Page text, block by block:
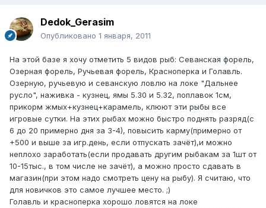
Dedok_Gerasim
Опубликовано 1 января, 2011
На этой базе я хочу отметить 5 видов рыб: Севанская форель,
Озерная форель, Ручьевая форель, Красноперка и Голавль.
Озерную, ручьевую и севанскую ловлю на локе "Дальнее
русло", наживка - кузнец, ямы 5.30 и 5.32, поплавок 1см,
прикорм жмых+кузнец+карамель, клюют эти рыбы все
игровые сутки. На этих рыбах можно быстро поднять разряд(с
6 до 20 примерно дня за 3-4), повысить карму(примерно от
+500 и выше за игр.день, если отпускать зачёт),и можно
неплохо заработать(если продавать другим рыбакам за 1шт от
10-15тыс., в том числе не зачёт), а можно просто сдавать в
магазин(при этом надо смотреть цену на рыбу). Я считаю, что
для новичков это самое лучшее место. ;)
Голавль и красноперка хорошо ловятся на локе